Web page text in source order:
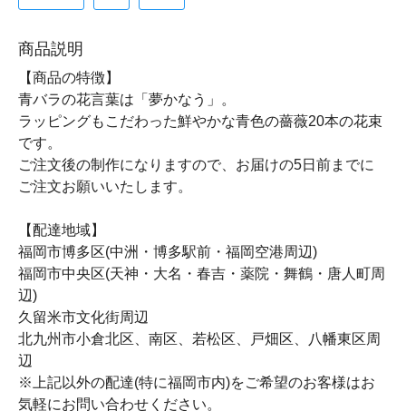
商品説明
【商品の特徴】
青バラの花言葉は「夢かなう」。
ラッピングもこだわった鮮やかな青色の薔薇20本の花束
です。
ご注文後の制作になりますので、お届けの5日前までに
ご注文お願いいたします。
【配達地域】
福岡市博多区(中洲・博多駅前・福岡空港周辺)
福岡市中央区(天神・大名・春吉・薬院・舞鶴・唐人町周
辺)
久留米市文化街周辺
北九州市小倉北区、南区、若松区、戸畑区、八幡東区周
辺
※上記以外の配達(特に福岡市内)をご希望のお客様はお
気軽にお問い合わせください。